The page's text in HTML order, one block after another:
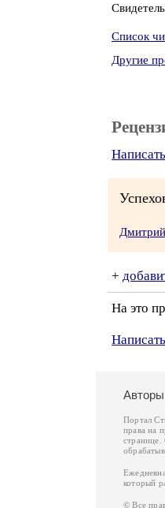
Список
Другие
+
На это
Авторы
Портал
права на
странице.
который
© Все